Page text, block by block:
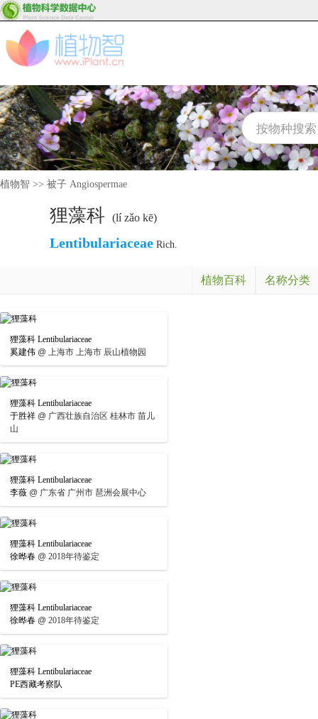
植物智 >> 被子 Angiospermae
狸藻科 (lí zǎo kē)
Lentibulariaceae Rich.
植物百科 名称分类
狸藻科 Lentibulariaceae
奚建伟 @ 上海市 上海市 辰山植物园
狸藻科 Lentibulariaceae
于胜祥 @ 广西壮族自治区 桂林市 苗儿
山
狸藻科 Lentibulariaceae
李薇 @ 广东省 广州市 琶洲会展中心
狸藻科 Lentibulariaceae
徐晔春 @ 2018年待鉴定
狸藻科 Lentibulariaceae
徐晔春 @ 2018年待鉴定
狸藻科 Lentibulariaceae
PE西藏考察队